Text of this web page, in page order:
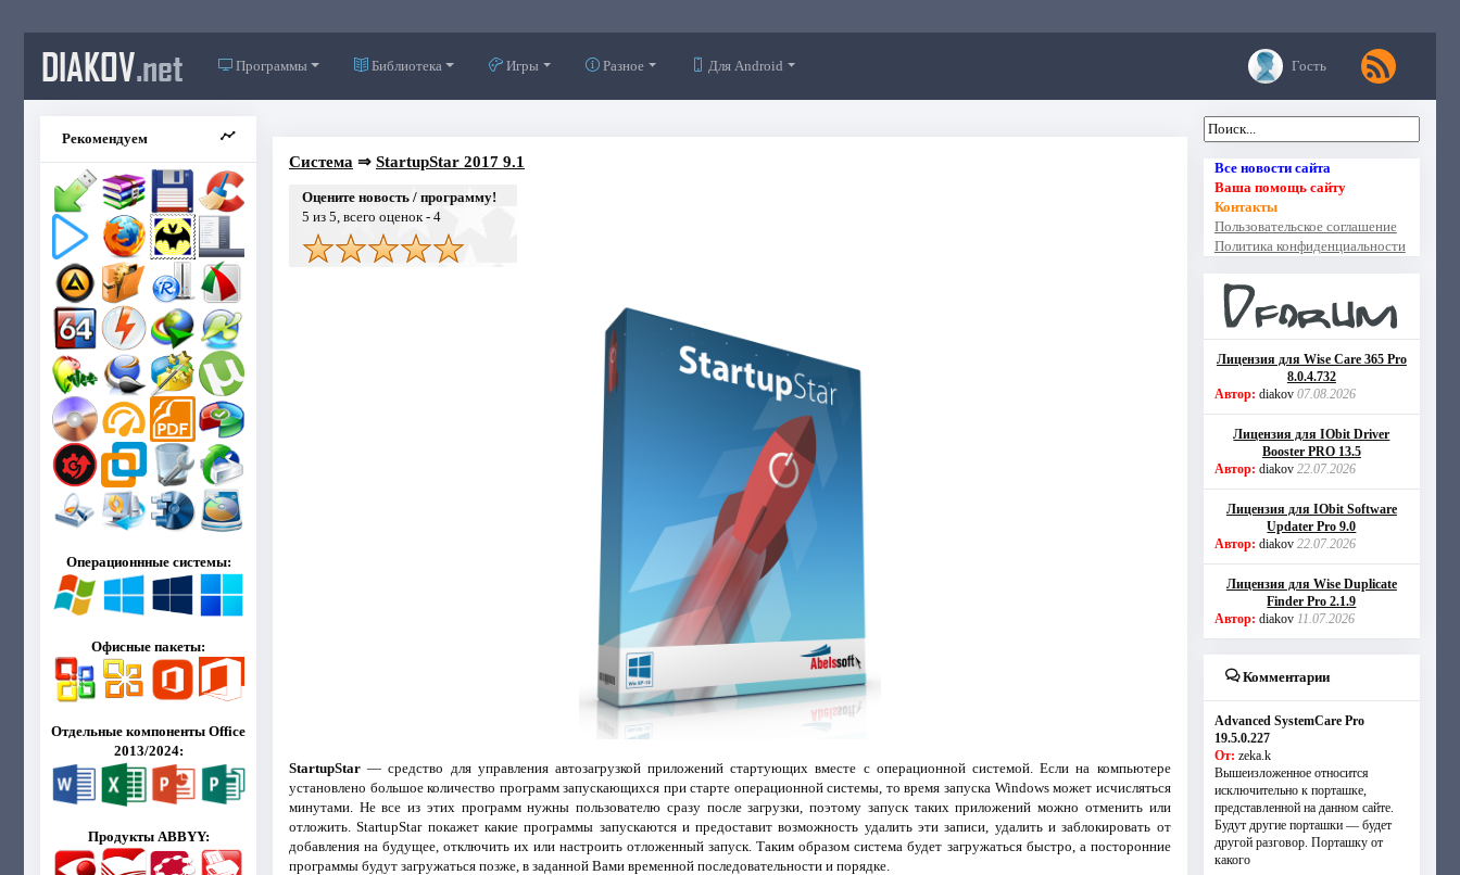
DIAKOV.net Программы Библиотека Игры Разное Для Android Гость
Рекомендуем
Операционнные системы:
Офисные пакеты:
Отдельные компоненты Office
2013/2024:
Продукты ABBYY:
Система ⇒ StartupStar 2017 9.1
Оцените новость / программу!
5 из 5, всего оценок - 4
StartupStar— средство для управления автозагрузкой приложений стартующих вместе с операционной системой. Если на компьютере
установлено большое количество программ запускающихся при старте операционной системы, то время запуска Windows может исчисляться
минутами. Не все из этих программ нужны пользователю сразу после загрузки, поэтому запуск таких приложений можно отменить или
отложить. StartupStar покажет какие программы запускаются и предоставит возможность удалить эти записи, удалить и заблокировать от
добавления на будущее, отключить их или настроить отложенный запуск. Таким образом система будет загружаться быстро, а посторонние
программы будут загружаться позже, в заданной Вами временной последовательности и порядке.
Все новости сайта
Ваша помощь сайту
Контакты
Пользовательское соглашение
Политика конфиденциальности
Лицензия для Wise Care 365 Pro
8.0.4.732
Автор: diakov 07.08.2026
Лицензия для IObit Driver
Booster PRO 13.5
Автор: diakov 22.07.2026
Лицензия для IObit Software
Updater Pro 9.0
Автор: diakov 22.07.2026
Лицензия для Wise Duplicate
Finder Pro 2.1.9
Автор: diakov 11.07.2026
Комментарии
Advanced SystemCare Pro
19.5.0.227
От: zeka.k
Вышеизложенное относится
исключительно к порташке,
представленной на данном сайте.
Будут другие порташки — будет
другой разговор. Порташку от
какого